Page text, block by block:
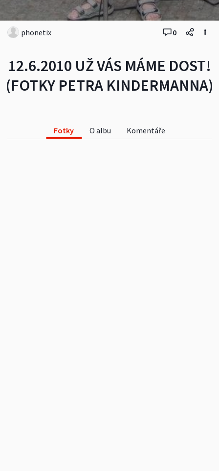
12.6.2010 UŽ VÁS MÁME DOST!
(FOTKY PETRA KINDERMANNA)
phonetix 0
Fotky O albu Komentáře